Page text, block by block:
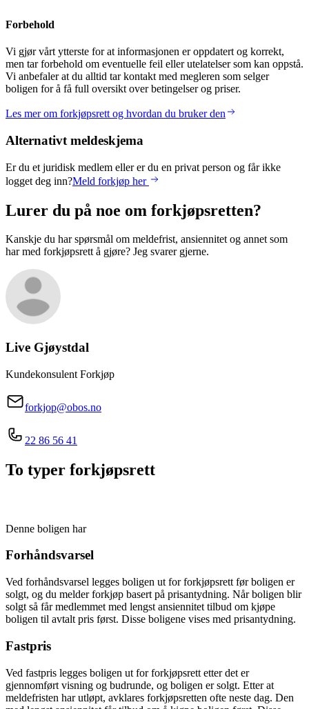
Forbehold
Vi gjør vårt ytterste for at informasjonen er oppdatert og korrekt,
men tar forbehold om eventuelle feil eller utelatelser som kan oppstå.
Vi anbefaler at du alltid tar kontakt med megleren som selger
boligen for å få full oversikt over betingelser og priser.
Les mer om forkjøpsrett og hvordan du bruker den
Alternativt meldeskjema
Er du et juridisk medlem eller er du en privat person og får ikke
logget deg inn?Meld forkjøp her
Lurer du på noe om forkjøpsretten?
Kanskje du har spørsmål om meldefrist, ansiennitet og annet som
har med forkjøpsrett å gjøre? Jeg svarer gjerne.
Live Gjøystdal
Kundekonsulent Forkjøp
forkjop@obos.no
22 86 56 41
To typer forkjøpsrett
Denne boligen har
Forhåndsvarsel
Ved forhåndsvarsel legges boligen ut for forkjøpsrett før boligen er
solgt, og du melder forkjøp basert på prisantydning. Når boligen blir
solgt så får medlemmet med lengst ansiennitet tilbud om kjøpe
boligen til avtalt pris først. Disse boligene vises med prisantydning.
Fastpris
Ved fastpris legges boligen ut for forkjøpsrett etter det er
gjennomført visning og budrunde, og boligen er solgt. Etter at
meldefristen har utløpt, avklares forkjøpsretten ofte neste dag. Den